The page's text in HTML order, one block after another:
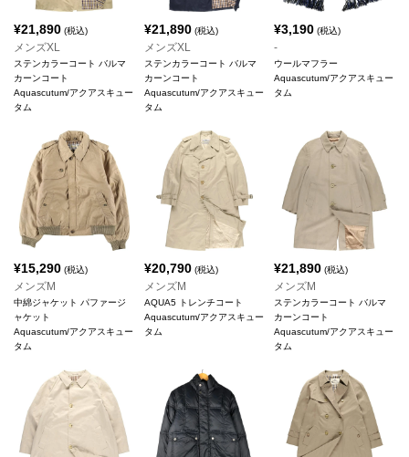
¥21,890 (税込)
メンズXL
ステンカラーコート バルマ
カーンコート
Aquascutum/アクアスキュー
タム
¥21,890(税込)
メンズXL
ステンカラーコート バルマ
カーンコート
Aquascutum/アクアスキュー
タム
¥3,190 (税込)
-
ウールマフラー
Aquascutum/アクアスキュー
タム
¥15,290 (税込)
メンズM
中綿ジャケット パファージ
ャケット
Aquascutum/アクアスキュー
タム
¥20,790(税込)
メンズM
AQUA5 トレンチコート
Aquascutum/アクアスキュー
タム
¥21,890 (税込)
メンズM
ステンカラーコート バルマ
カーンコート
Aquascutum/アクアスキュー
タム